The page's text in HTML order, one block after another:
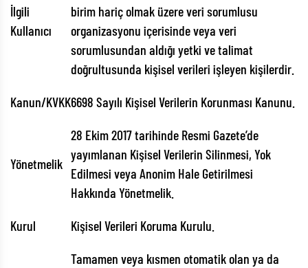
İlgili
Kullanıcı
birim hariç olmak üzere veri sorumlusu
organizasyonu içerisinde veya veri
sorumlusundan aldığı yetki ve talimat
doğrultusunda kişisel verileri işleyen kişilerdir.
Kanun/KVKK6698 Sayılı Kişisel Verilerin Korunması Kanunu.
Yönetmelik
28 Ekim 2017 tarihinde Resmi Gazete’de
yayımlanan Kişisel Verilerin Silinmesi, Yok
Edilmesi veya Anonim Hale Getirilmesi
Hakkında Yönetmelik.
Kurul
Kişisel Verileri Koruma Kurulu.
Tamamen veya kısmen otomatik olan ya da